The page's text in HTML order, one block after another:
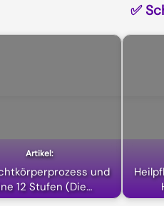
✅
und
12 Stufen (Die…